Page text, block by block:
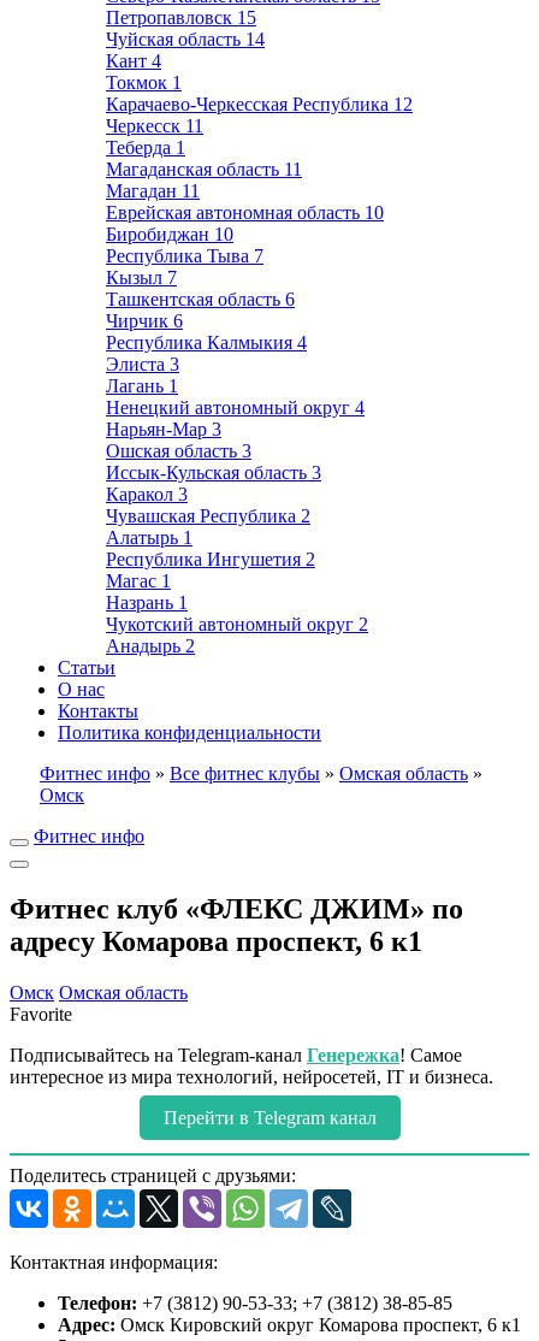
Петропавловск 15
Чуйская область 14
Кант 4
Токмок 1
Карачаево-Черкесская Республика 12
Черкесск 11
Теберда 1
Магаданская область 11
Магадан 11
Еврейская автономная область 10
Биробиджан 10
Республика Тыва 7
Кызыл 7
Ташкентская область 6
Чирчик 6
Республика Калмыкия 4
Элиста 3
Лагань 1
Ненецкий автономный округ 4
Нарьян-Мар 3
Ошская область 3
Иссык-Кульская область 3
Каракол 3
Чувашская Республика 2
Алатырь 1
Республика Ингушетия 2
Магас 1
Назрань 1
Чукотский автономный округ 2
Анадырь 2
Статьи
О нас
Контакты
Политика конфиденциальности
Фитнес инфо » Все фитнес клубы » Омская область »
Омск
Фитнес инфо
Фитнес клуб «ФЛЕКС ДЖИМ» по
адресу Комарова проспект, 6 к1
Омск Омская область
Favorite
Подписывайтесь на Telegram-канал Генережка! Самое
интересное из мира технологий, нейросетей, IT и бизнеса.
Перейти в Telegram канал
Поделитесь страницей с друзьями:
Контактная информация:
Телефон: +7 (3812) 90-53-33; +7 (3812) 38-85-85
Адрес: Омск Кировский округ Комарова проспект, 6 к1